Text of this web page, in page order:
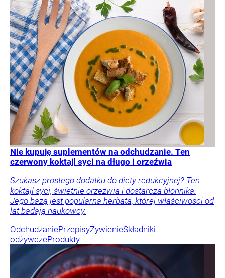
Nie kupuję suplementów na odchudzanie. Ten
czerwony koktajl syci na długo i orzeźwia
Szukasz prostego dodatku do diety redukcyjnej? Ten
koktajl syci, świetnie orzeźwia i dostarcza błonnika.
Jego bazą jest popularna herbata, której właściwości od
lat badają naukowcy.
OdchudzaniePrzepisyŻywienieSkładniki
odżywczeProdukty